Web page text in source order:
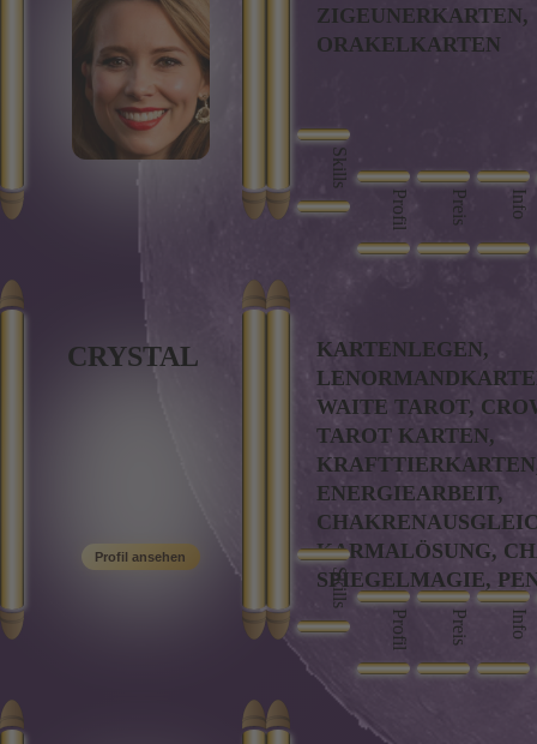
ZIGEUNERKARTEN,
ORAKELKARTEN
Skills
Profil
Preis Info
CRYSTAL
KARTENLEGEN,
WAITE TAROT,
TAROT KARTEN,
ENERGIEARBEIT,
KARMALÖSUNG,
SPIEGELMAGIE,
HELLFÜHLEN,
FLUCHAUFLÖSUNG,
LIEBESRITUALE,
SCHUTZRITUALE,
TRAUMDEUTUNG,
Skills
Profil
Preis Info